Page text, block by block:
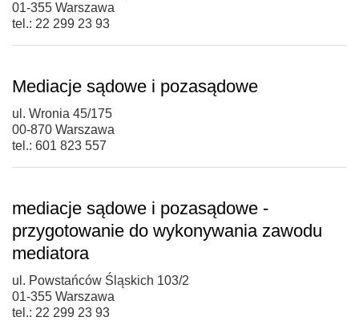
01-355 Warszawa
tel.: 22 299 23 93
Mediacje sądowe i pozasądowe
ul. Wronia 45/175
00-870 Warszawa
tel.: 601 823 557
mediacje sądowe i pozasądowe -
przygotowanie do wykonywania zawodu
mediatora
ul. Powstańców Śląskich 103/2
01-355 Warszawa
tel.: 22 299 23 93